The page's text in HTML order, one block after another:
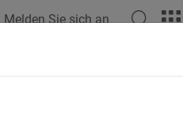
Melden Sie sich an